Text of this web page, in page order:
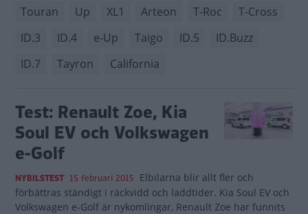
Touran
Up XL1 Arteon T-Roc
T-Cross
ID.3
ID.4 e-Up Taigo ID.5
ID.Buzz
ID.7
Tayron California
Test: Renault Zoe, Kia
Soul EV och Volkswagen
e-Golf
NYBILSTEST 15 februari 2015 Elbilarna blir allt fler och
förbättras ständigt i räckvidd och laddtider. Kia Soul EV och
Volkswagen e-Golf är nykomlingar, Renault Zoe har funnits